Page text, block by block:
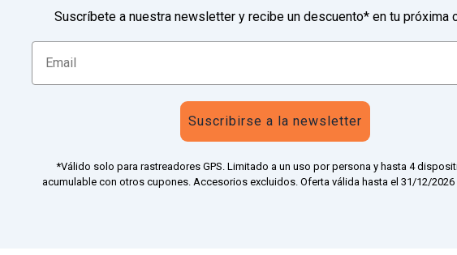
Suscríbete a nuestra newsletter y recibe un descuento* en tu próxima
Suscribirse a la newsletter
*Válido solo para rastreadores GPS. Limitado a un uso por persona y hasta 4
acumulable con otros cupones. Accesorios excluidos. Oferta válida hasta el 31/12/2026